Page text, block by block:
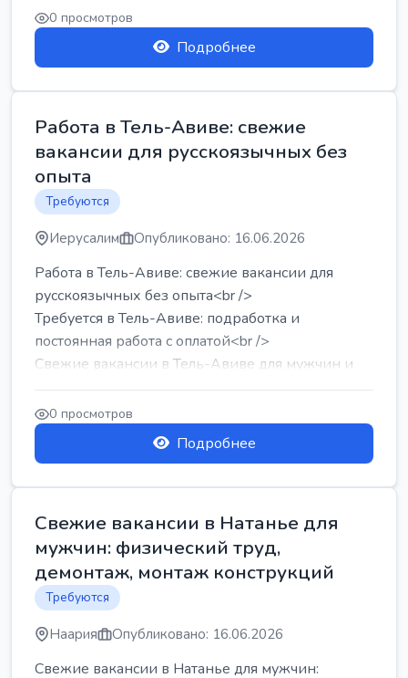
0 просмотров
Подробнее
Работа в Тель-Авиве: свежие
вакансии для русскоязычных без
опыта
Требуются
Иерусалим Опубликовано: 16.06.2026
Работа в Тель-Авиве: свежие вакансии для
русскоязычных без опыта<br />
Требуется в Тель-Авиве: подработка и
постоянная работа с оплатой<br />
Свежие вакансии в Тель-Авиве для мужчин и
женщин от хозя...
0 просмотров
Подробнее
Свежие вакансии в Натанье для
мужчин: физический труд,
демонтаж, монтаж конструкций
Требуются
Наария Опубликовано: 16.06.2026
Свежие вакансии в Натанье для мужчин: